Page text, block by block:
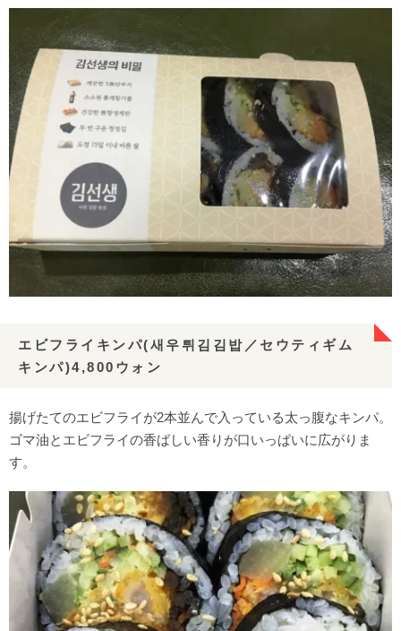
エビフライキンパ(새우튀김김밥／セウティギム
キンパ)4,800ウォン
揚げたてのエビフライが2本並んで入っている太っ腹なキンパ。
ゴマ油とエビフライの香ばしい香りが口いっぱいに広がりま
す。